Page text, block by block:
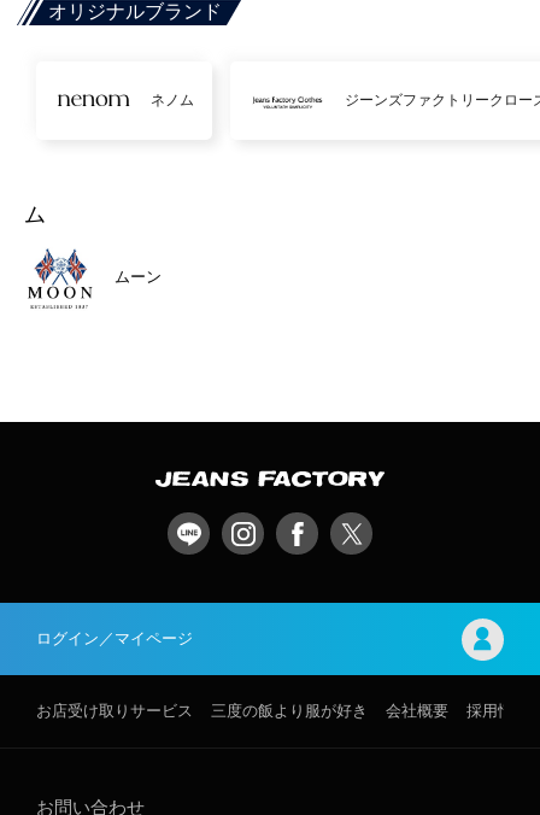
オリジナルブランド
ネノム ジーンズファクトリークロー
ム
ムーン
ログイン／マイページ
お店受け取りサービス 三度の飯より服が好き 会社概要 採用情報
お問い合わせ